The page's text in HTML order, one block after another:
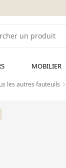
MOBILIER
les autres fauteuils